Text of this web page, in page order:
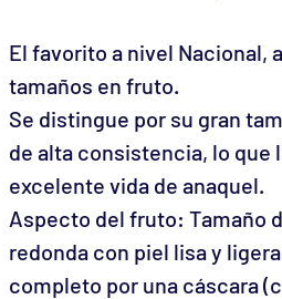
El favorito a nivel Nacional,
tamaños en fruto.
Se distingue por su gran
de alta consistencia, lo que
excelente vida de anaquel.
Aspecto del fruto: Tamaño
redonda con piel lisa y
completo por una cáscara